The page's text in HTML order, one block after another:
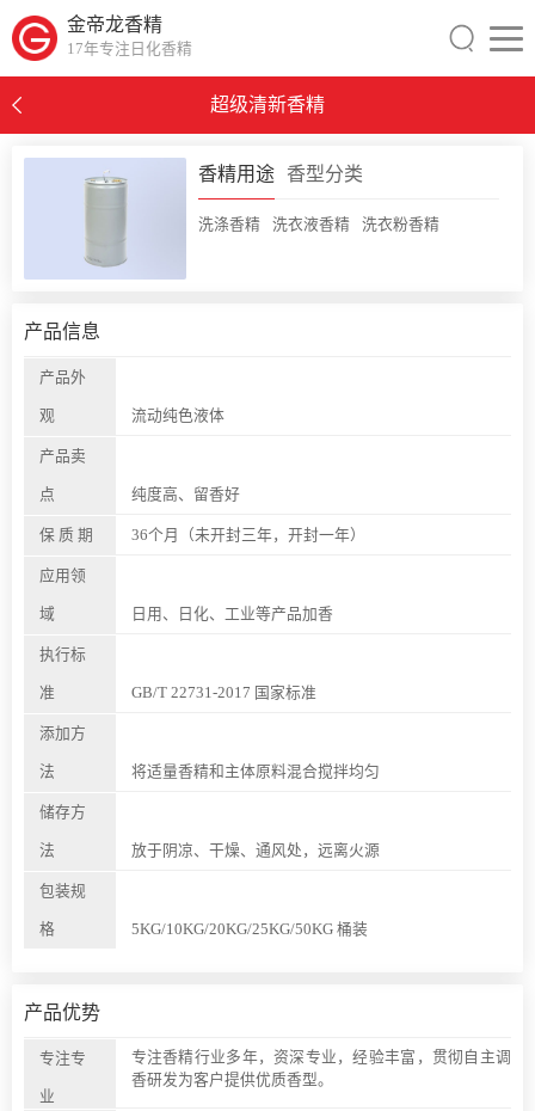
金帝龙香精
17年专注日化香精
超级清新香精
香精用途 香型分类
洗涤香精 洗衣液香精 洗衣粉香精
产品信息
产品外
观 流动纯色液体
产品卖
点 纯度高、留香好
保 质 期 36个月（未开封三年，开封一年）
应用领
域 日用、日化、工业等产品加香
执行标
准 GB/T 22731-2017 国家标准
添加方
法 将适量香精和主体原料混合搅拌均匀
储存方
法 放于阴凉、干燥、通风处，远离火源
包装规
格 5KG/10KG/20KG/25KG/50KG 桶装
产品优势
专注专
业
专注香精行业多年，资深专业，经验丰富，贯彻自主调
香研发为客户提供优质香型。